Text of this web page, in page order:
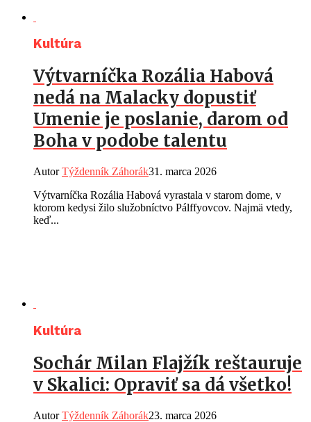
Kultúra
Výtvarníčka Rozália Habová
nedá na Malacky dopustiť
Umenie je poslanie, darom od
Boha v podobe talentu
AutorTýždenník Záhorák31. marca 2026
Výtvarníčka Rozália Habová vyrastala v starom dome, v
ktorom kedysi žilo služobníctvo Pálffyovcov. Najmä vtedy,
keď...
Kultúra
Sochár Milan Flajžík reštauruje
v Skalici: Opraviť sa dá všetko!
AutorTýždenník Záhorák23. marca 2026